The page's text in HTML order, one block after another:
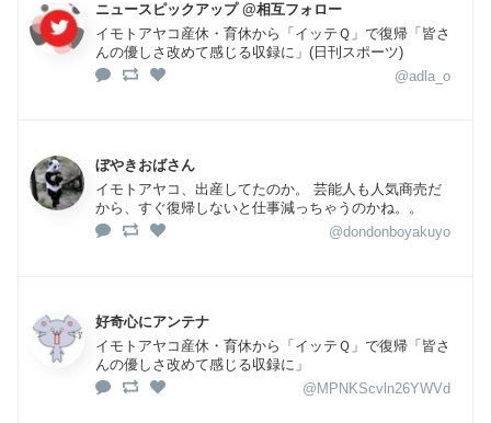
ニュースピックアップ @相互フォロー
イモトアヤコ産休・育休から「イッテＱ」で復帰「皆さ
んの優しさ改めて感じる収録に」(日刊スポーツ)
@adla_o
ぼやきおばさん
イモトアヤコ、出産してたのか。 芸能人も人気商売だ
から、すぐ復帰しないと仕事減っちゃうのかね。。
@dondonboyakuyo
好奇心にアンテナ
イモトアヤコ産休・育休から「イッテＱ」で復帰「皆さ
んの優しさ改めて感じる収録に」
@MPNKScvln26YWVd